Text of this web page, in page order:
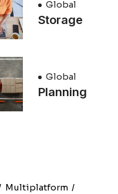
Global
Storage
Global
Planning
Multiplatform